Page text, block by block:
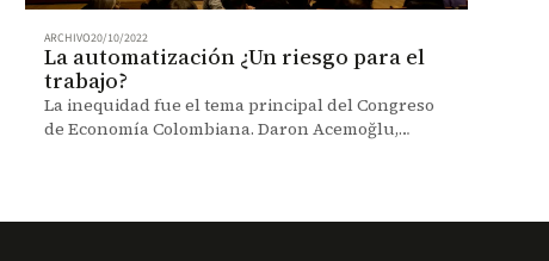
ARCHIVO20/10/2022
La automatización ¿Un riesgo para el
trabajo?
La inequidad fue el tema principal del Congreso
de Economía Colombiana. Daron Acemoğlu,